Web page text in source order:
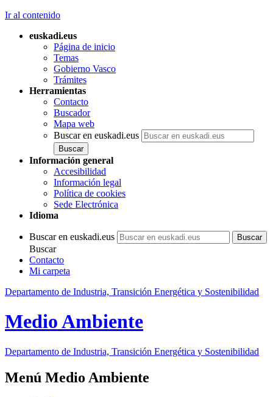
Ir al contenido
euskadi.eus
Página de inicio
Temas
Gobierno Vasco
Trámites
Herramientas
Contacto
Buscador
Mapa web
Buscar en euskadi.eus
Información general
Accesibilidad
Información legal
Política de cookies
Sede Electrónica
Idioma
Buscar en euskadi.eus
Buscar
Contacto
Mi carpeta
Departamento de Industria, Transición Energética y Sostenibilidad
Medio Ambiente
Departamento de Industria, Transición Energética y Sostenibilidad
Menú Medio Ambiente